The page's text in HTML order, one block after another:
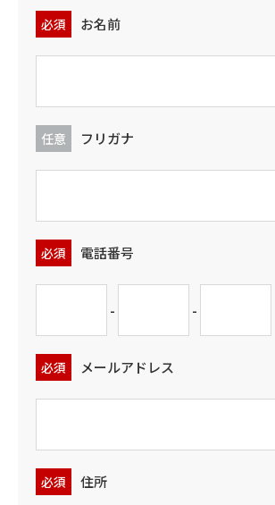
お名前
必須
フリガナ
任意
電話番号
必須
- -
メールアドレス
必須
住所
必須